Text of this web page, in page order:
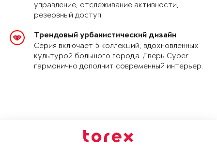
управление, отслеживание активности,
резервный доступ.
Трендовый урбанистический дизайн
Серия включает 5 коллекций, вдохновленных
культурой большого города. Дверь Cyber
гармонично дополнит современный интерьер.